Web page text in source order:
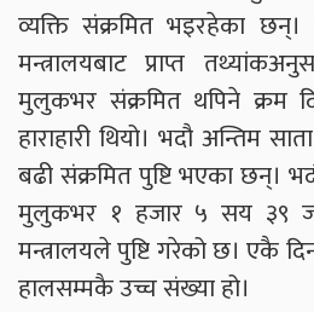
व्यक्ति संक्रमित भइरहेका
मन्त्रालयबाट प्राप्त
मुलुकभर संक्रमित थपिने
हाराहारी थियो। भदौ अन्तिम
बढी संक्रमित पुष्टि भएका छन्।
मुलुकभर १ हजार ५ सय ३९
मन्त्रालयले पुष्टि गरेको छ। एकै
हालसम्मकै उच्च संख्या हो।